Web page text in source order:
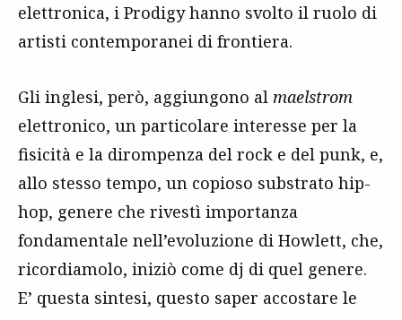
elettronica, i Prodigy hanno svolto il ruolo di
artisti contemporanei di frontiera.
Gli inglesi, però, aggiungono al maelstrom
elettronico, un particolare interesse per la
fisicità e la dirompenza del rock e del punk, e,
allo stesso tempo, un copioso substrato hip-
hop, genere che rivestì importanza
fondamentale nell’evoluzione di Howlett, che,
ricordiamolo, iniziò come dj di quel genere.
E’ questa sintesi, questo saper accostare le